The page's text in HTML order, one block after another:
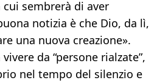
sembrerà di aver
notizia è che Dio, da lì,
una nuova creazione».
da “persone rialzate”,
nel tempo del silenzio e